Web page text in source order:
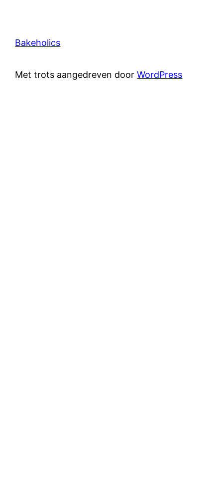
Bakeholics
Met trots aangedreven doorWordPress